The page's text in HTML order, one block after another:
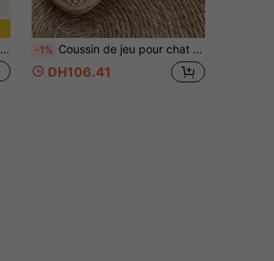
-1% Coussin de jeu pour chat et griffoir pour chat, convient pour le jeu en solo et l'interaction intime, garde votre ami chat heureux et apaisé, cadeau parfait pour les chats (Veuillez vérifier la taille et la référence avant de commander)
DH106.41